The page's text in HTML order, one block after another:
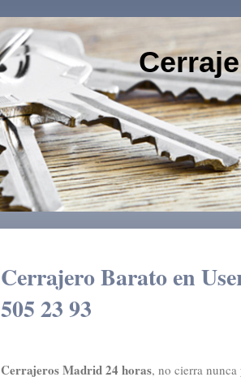
91
Cerrajero Barato en
505 23 93
Cerrajeros Madrid 24 horas, no cierra